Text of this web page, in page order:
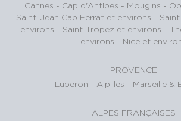
Cannes - Cap d'Antibes - Mougins -
Saint-Jean Cap Ferrat et environs -
environs - Saint-Tropez et environs -
environs - Nice et
PROVENCE
Luberon - Alpilles - Marseille &
ALPES FRANÇAISES